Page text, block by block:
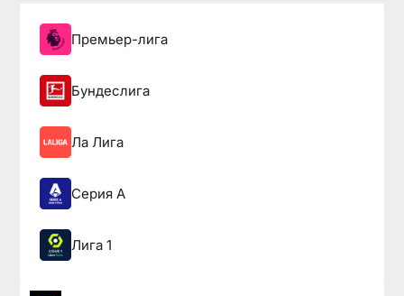
Премьер-лига
Бундеслига
Ла Лига
Серия А
Лига 1